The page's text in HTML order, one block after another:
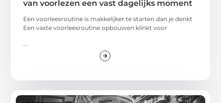
van voorlezen een vast dagelijks moment
Een voorleesroutine is makkelijker te starten dan je denkt
Een vaste voorleesroutine opbouwen klinkt voor
...